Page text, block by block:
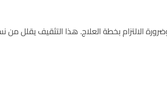
الالتزام بخطة العلاج. هذا التثقيف